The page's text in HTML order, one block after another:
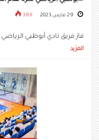
389
فاز فريق نادي أبوظبي
المزيد